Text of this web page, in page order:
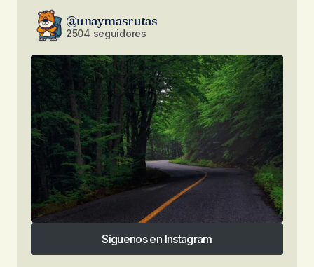
@unaymasrutas
2504 seguidores
Síguenos en Instagram
Síguenos en Instagram